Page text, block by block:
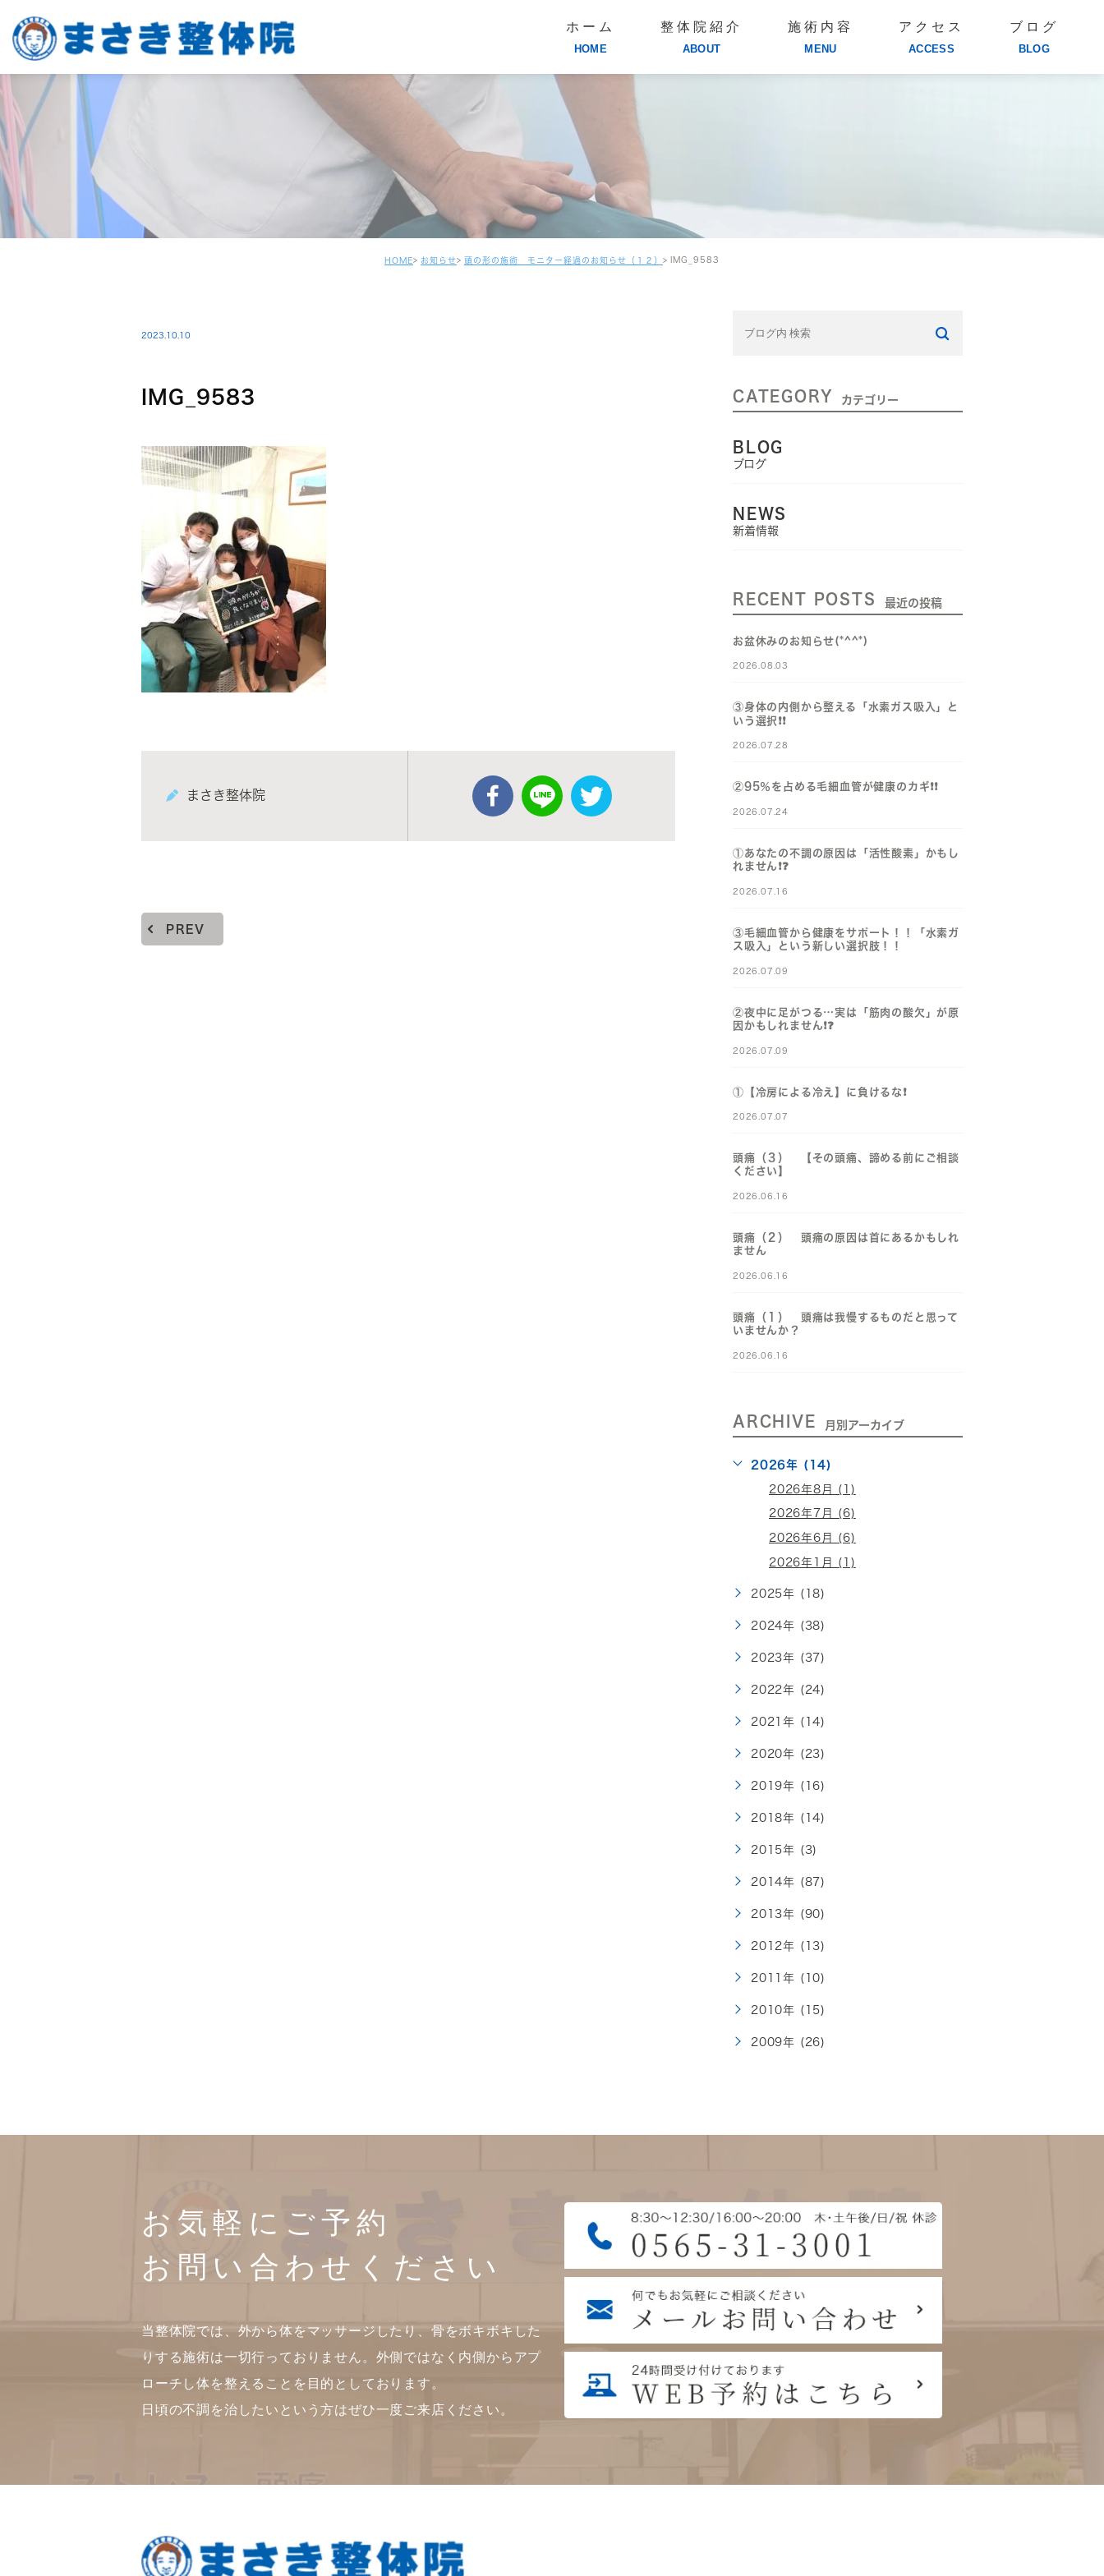
ホーム
HOME
整体院紹介
ABOUT
施術内容
MENU
アクセス
ACCESS
ブログ
BLOG
HOME お知らせ 頭の形の施術 モニター経過のお知らせ（１２） IMG_9583
2023.10.10
IMG_9583
まさき整体院
PREV
CATEGORY カテゴリー
BLOG
ブログ
NEWS
新着情報
RECENT POSTS 最近の投稿
お盆休みのお知らせ(*^^*)
2026.08.03
③身体の内側から整える「水素ガス吸入」と
いう選択❗️❗️
2026.07.28
②95％を占める毛細血管が健康のカギ❗️❗️
2026.07.24
①あなたの不調の原因は「活性酸素」かもし
れません❗️❓️
2026.07.16
③毛細血管から健康をサポート！！「水素ガ
ス吸入」という新しい選択肢！！
2026.07.09
②夜中に足がつる…実は「筋肉の酸欠」が原
因かもしれません❗️❓️
2026.07.09
①【冷房による冷え】に負けるな❗️
2026.07.07
頭痛（３） 【その頭痛、諦める前にご相談
ください】
2026.06.16
頭痛（２） 頭痛の原因は首にあるかもしれ
ません
2026.06.16
頭痛（１） 頭痛は我慢するものだと思って
いませんか？
2026.06.16
ARCHIVE 月別アーカイブ
2026年 (14)
2026年8月 (1)
2026年7月 (6)
2026年6月 (6)
2026年1月 (1)
2025年 (18)
2024年 (38)
2023年 (37)
2022年 (24)
2021年 (14)
2020年 (23)
2019年 (16)
2018年 (14)
2015年 (3)
2014年 (87)
2013年 (90)
2012年 (13)
2011年 (10)
2010年 (15)
2009年 (26)
お気軽にご予約
お問い合わせください
当整体院では、外から体をマッサージしたり、骨をボキボキした
りする施術は一切行っておりません。外側ではなく内側からアプ
ローチし体を整えることを目的としております。
日頃の不調を治したいという方はぜひ一度ご来店ください。